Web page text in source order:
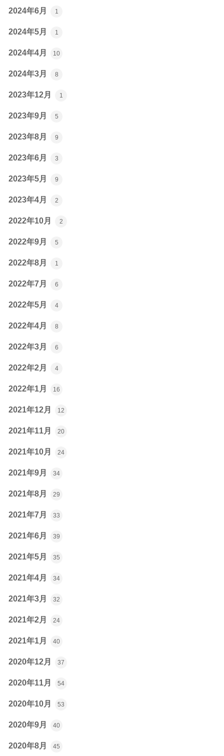
2024年6月 1
2024年5月 1
2024年4月 10
2024年3月 8
2023年12月 1
2023年9月 5
2023年8月 9
2023年6月 3
2023年5月 9
2023年4月 2
2022年10月 2
2022年9月 5
2022年8月 1
2022年7月 6
2022年5月 4
2022年4月 8
2022年3月 6
2022年2月 4
2022年1月 16
2021年12月 12
2021年11月 20
2021年10月 24
2021年9月 34
2021年8月 29
2021年7月 33
2021年6月 39
2021年5月 35
2021年4月 34
2021年3月 32
2021年2月 24
2021年1月 40
2020年12月 37
2020年11月 54
2020年10月 53
2020年9月 40
2020年8月 45